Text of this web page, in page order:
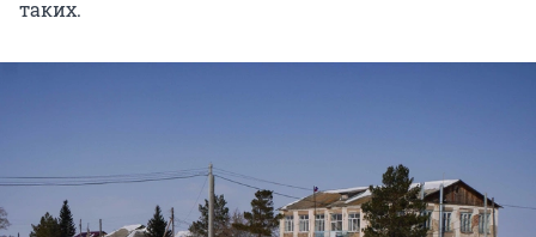
таких.